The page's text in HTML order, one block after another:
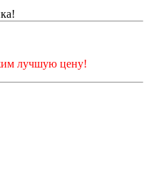
лучшую цену!